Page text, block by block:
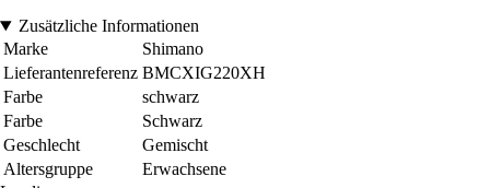
Zusätzliche Informationen
Marke
Shimano
Lieferantenreferenz BMCXIG220XH
Farbe
schwarz
Farbe
Schwarz
Geschlecht
Gemischt
Altersgruppe
Erwachsene